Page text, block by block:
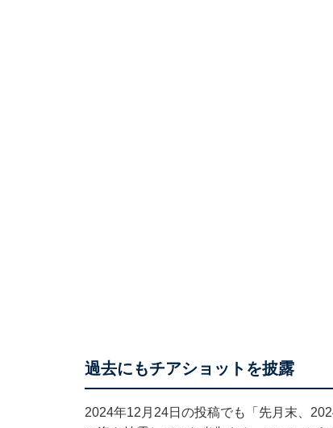
過去にもチアショットを披露
2024年12月24日の投稿でも「先月末、